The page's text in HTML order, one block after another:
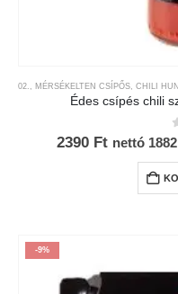
02., MÉRSÉKELTEN CSÍPŐS CHILI
Édes csípés chili
0
2390 Ft nettó 1882
-9%